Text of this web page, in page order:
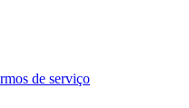
de serviço